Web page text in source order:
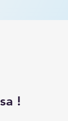
!